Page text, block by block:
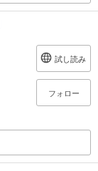
試し読み
フォロー